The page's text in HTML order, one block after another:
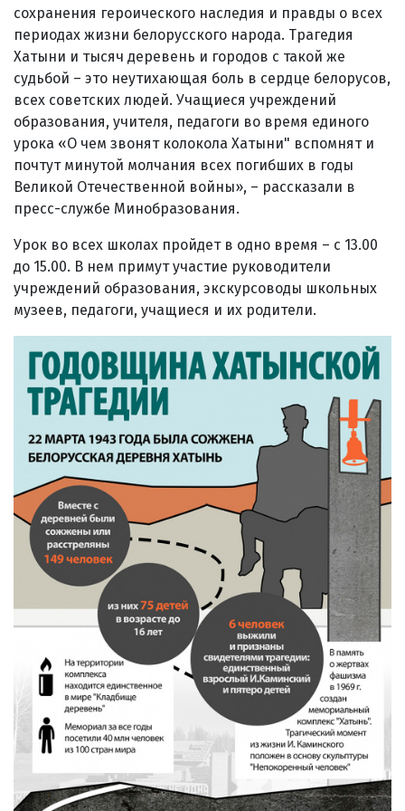
сохранения героического наследия и правды о всех
периодах жизни белорусского народа. Трагедия
Хатыни и тысяч деревень и городов с такой же
судьбой – это неутихающая боль в сердце белорусов,
всех советских людей. Учащиеся учреждений
образования, учителя, педагоги во время единого
урока «О чем звонят колокола Хатыни" вспомнят и
почтут минутой молчания всех погибших в годы
Великой Отечественной войны», – рассказали в
пресс-службе Минобразования.
Урок во всех школах пройдет в одно время – с 13.00
до 15.00. В нем примут участие руководители
учреждений образования, экскурсоводы школьных
музеев, педагоги, учащиеся и их родители.